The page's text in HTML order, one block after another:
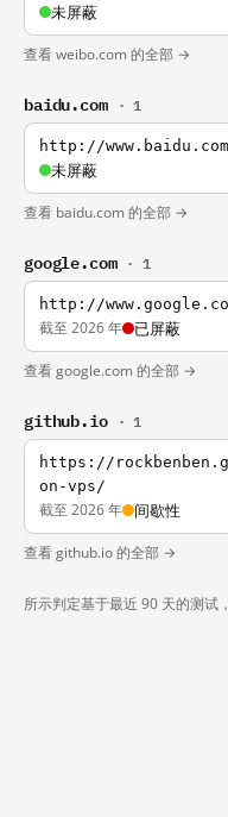
未屏蔽
查看 weibo.com 的全部 →
baidu.com · 1
http://
未屏蔽
查看 baidu.com 的全部 →
google.com · 1
http://
截至 2026 年 已屏蔽
查看 google.com 的全部 →
github.io · 1
https://
on-vps/
截至 2026 年 间歇性
查看 github.io 的全部 →
所示判定基于最近 90 天的测试